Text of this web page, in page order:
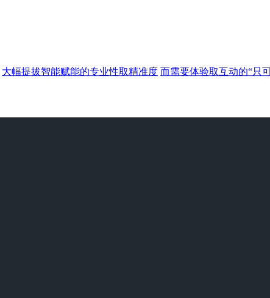
大幅提拔智能赋能的专业性取精准度 而需要体验取互动的“只